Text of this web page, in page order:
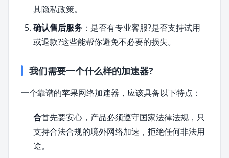
其隐私政策。
确认售后服务 ：是否有专业客服?是否支持试用
或退款?这些能帮你避免不必要的损失。
我们需要一个什么样的加速器?
一个靠谱的苹果网络加速器，应该具备以下特点：
合首先要安心，产品必须遵守国家法律法规，只
支持合法合规的境外网络加速，拒绝任何非法用
途。